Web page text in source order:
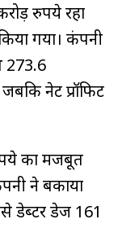
रुपये रहा
गया। कंपनी
273.6
नेट प्रॉफिट
का मजबूत
ने बकाया
डेब्टर डेज 161